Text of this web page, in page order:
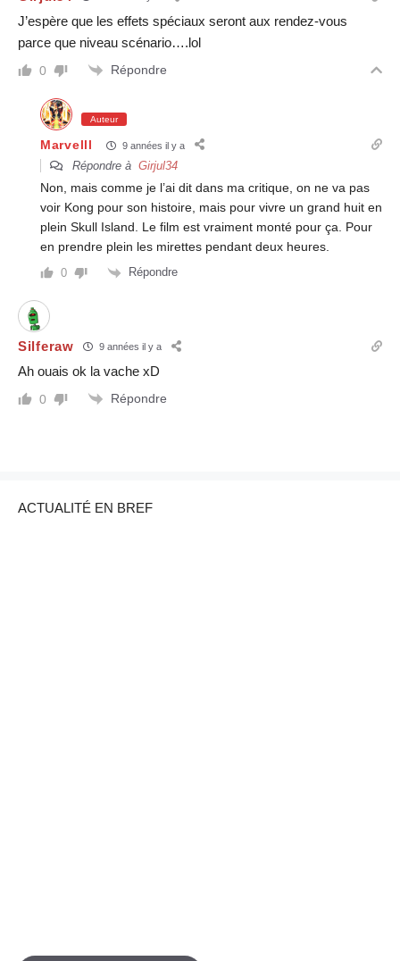
J’espère que les effets spéciaux seront aux rendez-vous
parce que niveau scénario….lol
0 Répondre
Auteur
Marvelll 9 années il y a
Répondre à Girjul34
Non, mais comme je l’ai dit dans ma critique, on ne va pas
voir Kong pour son histoire, mais pour vivre un grand huit en
plein Skull Island. Le film est vraiment monté pour ça. Pour
en prendre plein les mirettes pendant deux heures.
0 Répondre
Silferaw 9 années il y a
Ah ouais ok la vache xD
0 Répondre
ACTUALITÉ EN BREF